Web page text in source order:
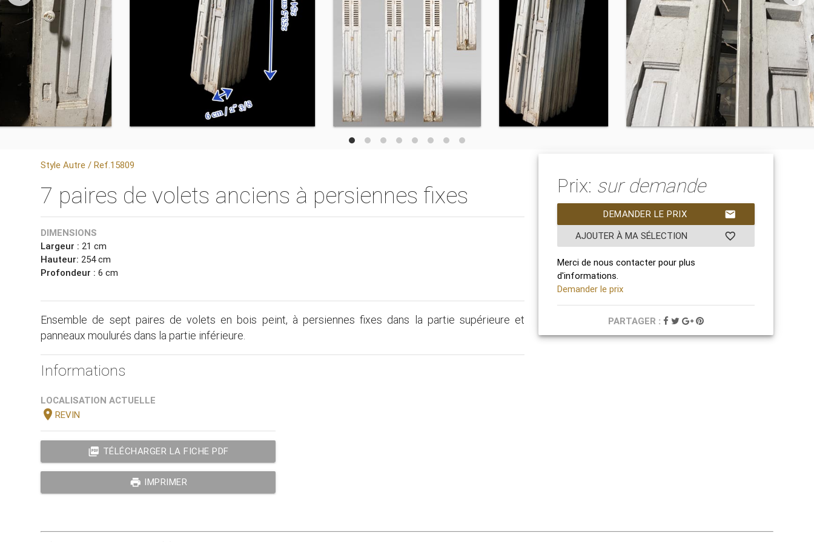
Style Autre / Ref.15809
7 paires de volets anciens à persiennes fixes
DIMENSIONS
Largeur : 21 cm
Hauteur: 254 cm
Profondeur : 6 cm
Ensemble de sept paires de volets en bois peint, à persiennes fixes dans la partie supérieure et
panneaux moulurés dans la partie inférieure.
Informations
LOCALISATION ACTUELLE
location_onREVIN
picture_as_pdf TÉLÉCHARGER LA FICHE PDF
print IMPRIMER
Prix: sur demande
mail
DEMANDER LE PRIX
favorite_border
AJOUTER À MA SÉLECTION
Merci de nous contacter pour plus
d'informations.
Demander le prix
PARTAGER :